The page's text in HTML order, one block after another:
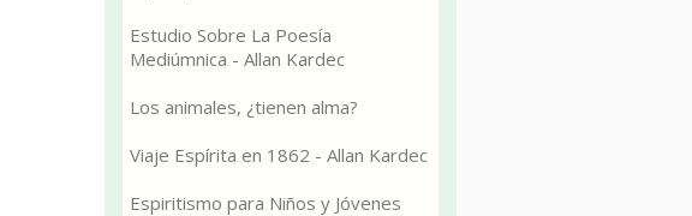
Estudio Sobre La Poesía
Mediúmnica - Allan Kardec
Los animales, ¿tienen alma?
Viaje Espírita en 1862 - Allan Kardec
Espiritismo para Niños y Jóvenes